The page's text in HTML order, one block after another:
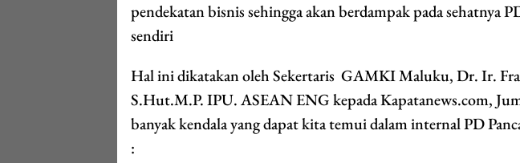
pendekatan bisnis sehingga akan berdampak pada sehatnya
sendiri
Hal ini dikatakan oleh Sekertaris GAMKI Maluku, Dr. Ir.
S.Hut.M.P. IPU. ASEAN ENG kepada Kapatanews.com,
banyak kendala yang dapat kita temui dalam internal PD
: